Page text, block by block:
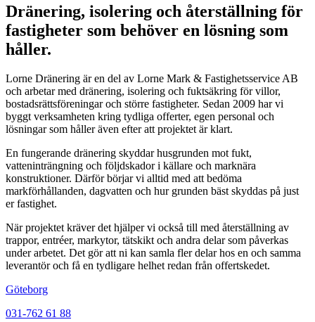
Dränering, isolering och återställning för
fastigheter som behöver en lösning som
håller.
Lorne Dränering är en del av Lorne Mark & Fastighetsservice AB
och arbetar med dränering, isolering och fuktsäkring för villor,
bostadsrättsföreningar och större fastigheter. Sedan 2009 har vi
byggt verksamheten kring tydliga offerter, egen personal och
lösningar som håller även efter att projektet är klart.
En fungerande dränering skyddar husgrunden mot fukt,
vatteninträngning och följdskador i källare och marknära
konstruktioner. Därför börjar vi alltid med att bedöma
markförhållanden, dagvatten och hur grunden bäst skyddas på just
er fastighet.
När projektet kräver det hjälper vi också till med återställning av
trappor, entréer, markytor, tätskikt och andra delar som påverkas
under arbetet. Det gör att ni kan samla fler delar hos en och samma
leverantör och få en tydligare helhet redan från offertskedet.
Göteborg
031-762 61 88